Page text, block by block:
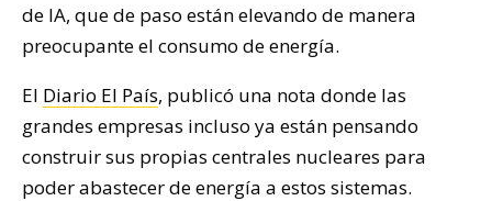
de IA, que de paso están elevando de manera
preocupante el consumo de energía.
El Diario El País, publicó una nota donde las
grandes empresas incluso ya están pensando
construir sus propias centrales nucleares para
poder abastecer de energía a estos sistemas.